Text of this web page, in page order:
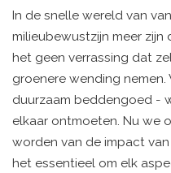
In de snelle wereld van
milieubewustzijn meer
het geen verrassing dat
groenere wending
duurzaam beddengoed -
elkaar ontmoeten. Nu we
worden van de impact
het essentieel om elk